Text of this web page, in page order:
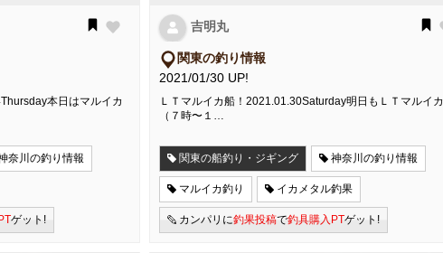
本日はマルイカ
奈川の釣り情報
ゲット!
吉明丸
関東の釣り情報
2021/01/30 UP!
ＬＴマルイカ船！2021.01.30Saturday明日もＬＴマルイカ
（７時〜１…
関東の船釣り・ジギング 神奈川の釣り情報
マルイカ釣り イカメタル釣果
カンパリに釣果投稿で釣具購入PTゲット!